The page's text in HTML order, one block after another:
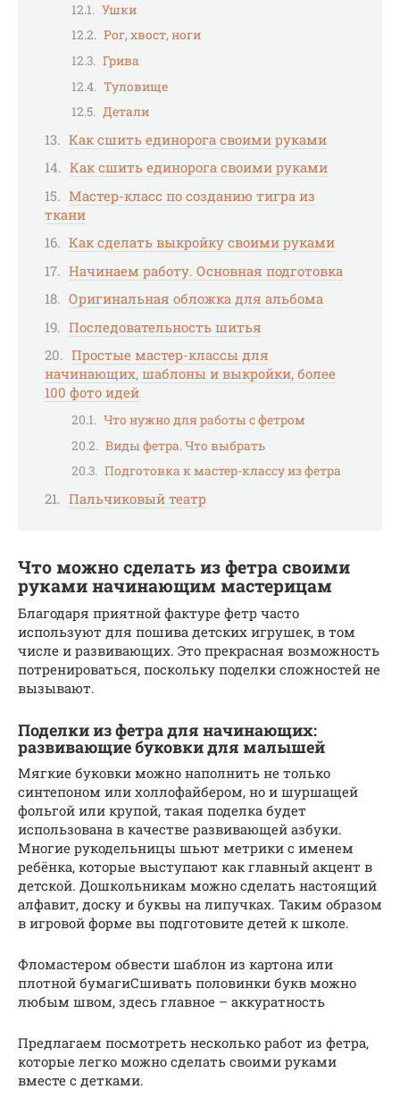
Ушки
Рог, хвост, ноги
Грива
Туловище
Детали
Как сшить единорога своими руками
Как сшить единорога своими руками
Мастер-класс по созданию тигра из
ткани
Как сделать выкройку своими руками
Начинаем работу. Основная подготовка
Оригинальная обложка для альбома
Последовательность шитья
Простые мастер-классы для
начинающих, шаблоны и выкройки, более
100 фото идей
Что нужно для работы с фетром
Виды фетра. Что выбрать
Подготовка к мастер-классу из фетра
Пальчиковый театр
Что можно сделать из фетра своими
руками начинающим мастерицам
Благодаря приятной фактуре фетр часто
используют для пошива детских игрушек, в том
числе и развивающих. Это прекрасная возможность
потренироваться, поскольку поделки сложностей не
вызывают.
Поделки из фетра для начинающих:
развивающие буковки для малышей
Мягкие буковки можно наполнить не только
синтепоном или холлофайбером, но и шуршащей
фольгой или крупой, такая поделка будет
использована в качестве развивающей азбуки.
Многие рукодельницы шьют метрики с именем
ребёнка, которые выступают как главный акцент в
детской. Дошкольникам можно сделать настоящий
алфавит, доску и буквы на липучках. Таким образом
в игровой форме вы подготовите детей к школе.
Фломастером обвести шаблон из картона или
плотной бумагиСшивать половинки букв можно
любым швом, здесь главное – аккуратность
Предлагаем посмотреть несколько работ из фетра,
которые легко можно сделать своими руками
вместе с детками.